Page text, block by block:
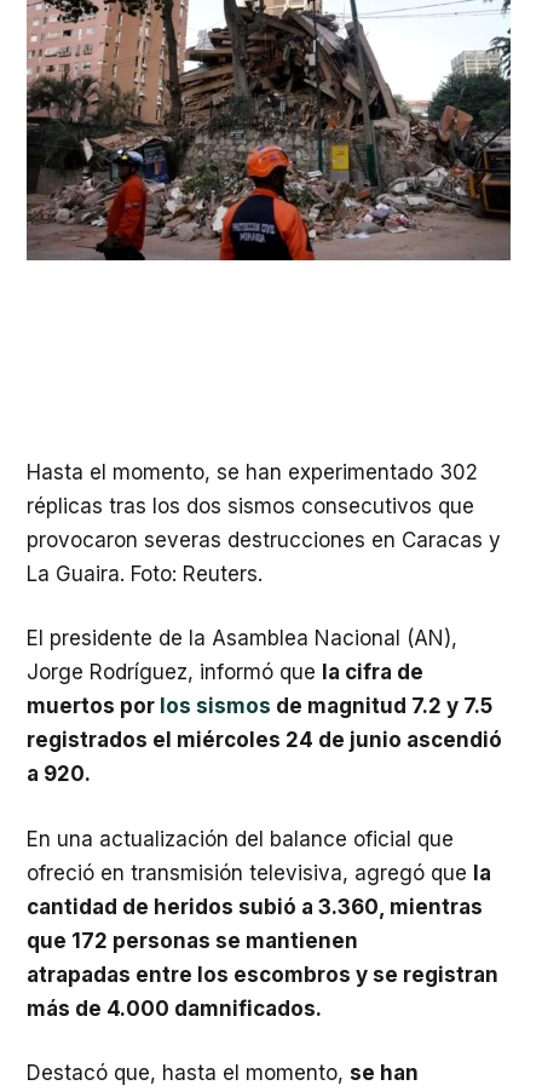
Hasta el momento, se han experimentado 302
réplicas tras los dos sismos consecutivos que
provocaron severas destrucciones en Caracas y
La Guaira. Foto: Reuters.
El presidente de la Asamblea Nacional (AN),
Jorge Rodríguez, informó que la cifra de
muertos por los sismos de magnitud 7.2 y 7.5
registrados el miércoles 24 de junio ascendió
a 920.
​En una actualización del balance oficial que
ofreció en transmisión televisiva, agregó que la
cantidad de heridos subió a 3.360, mientras
que 172 personas se mantienen
atrapadas entre los escombros y se registran
más de 4.000 damnificados.
​Destacó que, hasta el momento, se han